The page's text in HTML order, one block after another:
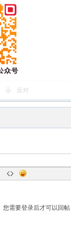
反对
您需要登录后才可以回帖